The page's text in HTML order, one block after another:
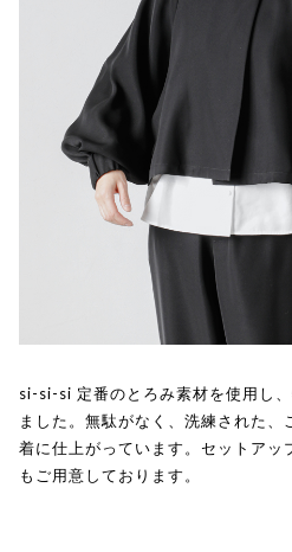
si-si-si 定番のとろみ素材を使用し
ました。無駄がなく、洗練された、
着に仕上がっています。セットアッ
もご用意しております。